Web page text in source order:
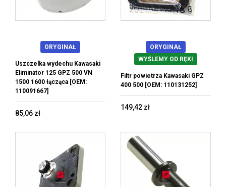
ORYGINAŁ
Uszczelka wydechu Kawasaki
Eliminator 125 GPZ 500 VN
1500 1600 łącząca [OEM:
110091667]
85,06 zł
ORYGINAŁ
WYŚLEMY OD RĘKI
Filtr powietrza Kawasaki GPZ
400 500 [OEM: 110131252]
149,42 zł